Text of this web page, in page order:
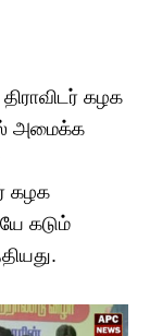
கழக
அமைக்க
கழக
கடும்